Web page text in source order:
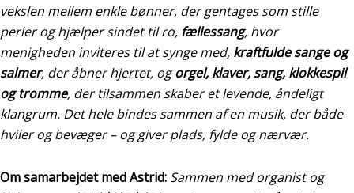
vekslen mellem enkle bønner, der gentages som stille
perler og hjælper sindet til ro, fællessang, hvor
menigheden inviteres til at synge med, kraftfulde sange og
salmer, der åbner hjertet, ogorgel, klaver, sang, klokkespil
og tromme, der tilsammen skaber et levende, åndeligt
klangrum. Det hele bindes sammen af en musik, der både
hviler og bevæger – og giver plads, fylde og nærvær.
Om samarbejdet med Astrid: Sammen med organist og